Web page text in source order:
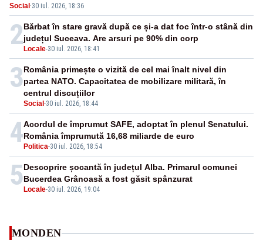
Social ·30 iul. 2026, 18:36
2 Locale-30 iul. 2026, 18:41
Bărbat în stare gravă după ce și-a dat foc într-o stână din
județul Suceava. Are arsuri pe 90% din corp
3
Social -30 iul. 2026, 18:44
România primește o vizită de cel mai înalt nivel din
partea NATO. Capacitatea de mobilizare militară, în
centrul discuțiilor
4 Politica-30 iul. 2026, 18:54
Acordul de împrumut SAFE, adoptat în plenul Senatului.
România împrumută 16,68 miliarde de euro
5 Locale-30 iul. 2026, 19:04
Descoprire șocantă în județul Alba. Primarul comunei
Bucerdea Grânoasă a fost găsit spânzurat
MONDEN